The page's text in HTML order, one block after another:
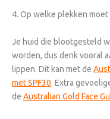
4. Op welke plekken
Je huid die blootgesteld
worden, dus denk vooral
lippen. Dit kan met de
met SPF30. Extra
de Australian Gold Face